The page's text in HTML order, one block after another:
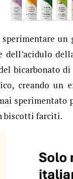
un
dell’acidulo
bicarbonato
creando un
sperimentato
biscotti farciti.